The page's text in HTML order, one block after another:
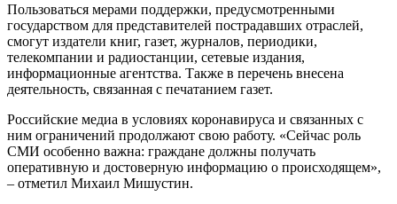
Пользоваться мерами поддержки, предусмотренными
государством для представителей пострадавших отраслей,
смогут издатели книг, газет, журналов, периодики,
телекомпании и радиостанции, сетевые издания,
информационные агентства. Также в перечень внесена
деятельность, связанная с печатанием газет.
Российские медиа в условиях коронавируса и связанных с
ним ограничений продолжают свою работу. «Сейчас роль
СМИ особенно важна: граждане должны получать
оперативную и достоверную информацию о происходящем»,
– отметил Михаил Мишустин.